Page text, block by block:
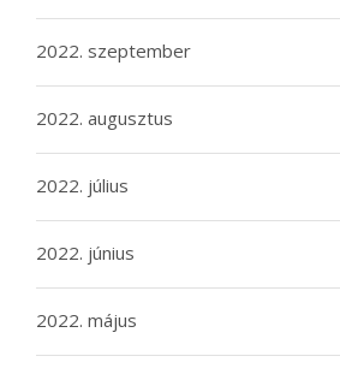
2022. szeptember
2022. augusztus
2022. július
2022. június
2022. május